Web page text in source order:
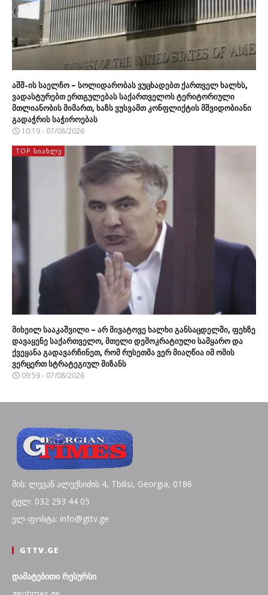
აშშ-ის საელჩო – სოლიდარობას ვუცხადებთ ქართველ ხალხს,
ვადასტურებთ ერთგულებას საქართველოს ტერიტორიული
მთლიანობის მიმართ, ხაზს ვუსვამთ კონფლიქტის მშვიდობიანი
გადაჭრის საჭიროებას
10:19 - 07/08/2026
TOP ᲡᲘᲐᲮᲚᲔ
მიხეილ სააკაშვილი – არ მივატოვე ხალხი განსაცდელში, ფეხზე
დავაყენე საქართველო, მთელი დემოკრატიული სამყარო და
ქვეყანა გადავარჩინეთ, რომ რუსეთმა ვერ მიაღწია იმ ომის
ვერცერთ სტრატეგიულ მიზანს
09:59 - 07/08/2026
მის: ლევან ალექსიძის 4, Tbilisi, Georgia, 0186
ტელ: 032 293 44 05
ელ-ფოსტა: info@gttv.ge
GTTV.GE
დამატებითი რესურსი